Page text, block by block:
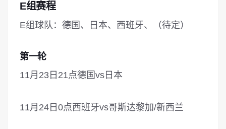
E组赛程
E组球队：德国、日本、西班牙、（待定）
第一轮
11月23日21点德国vs日本
11月24日0点西班牙vs哥斯达黎加/新西兰